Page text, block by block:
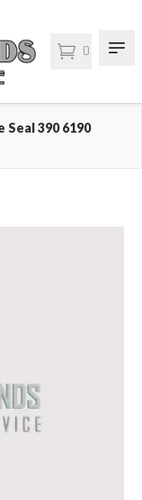
0
Seal 390 6190